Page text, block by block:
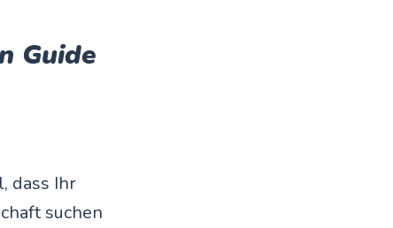
Guide
dass Ihr
suchen